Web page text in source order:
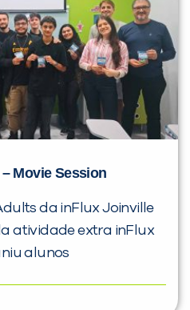
Movie Session
da inFlux Joinville
atividade extra inFlux
alunos